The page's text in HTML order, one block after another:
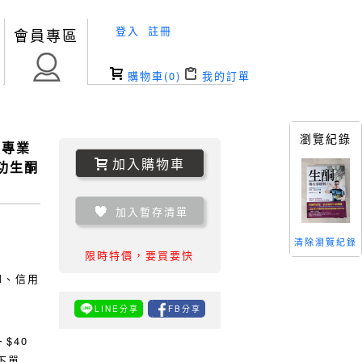
會員專區 登入 註冊
購物車(0) 我的訂單
業
生酮
信用
$40
加入購物車
加入暫存清單
限時特價，要買要快
LINE分享 FB分享
瀏覽紀錄
清除瀏覽紀錄